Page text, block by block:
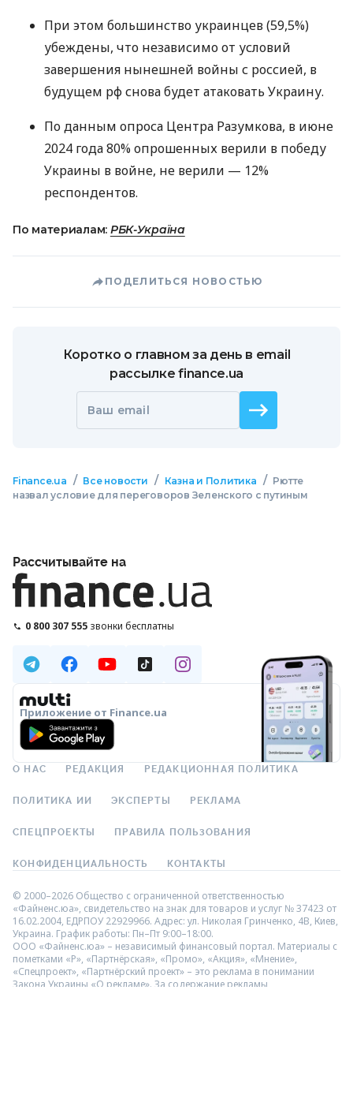
При этом большинство украинцев (59,5%)
убеждены, что независимо от условий
завершения нынешней войны с россией, в
будущем рф снова будет атаковать Украину.
По данным опроса Центра Разумкова, в июне
2024 года 80% опрошенных верили в победу
Украины в войне, не верили — 12%
респондентов.
По материалам: РБК-Україна
ПОДЕЛИТЬСЯ НОВОСТЬЮ
Коротко о главном за день в email
рассылке finance.ua
Ваш email
Finance.ua / Все новости / Казна и Политика / Рютте
назвал условие для переговоров Зеленского с путиным
Рассчитывайте на
0 800 307 555 звонки бесплатны
Приложение от Finance.ua
О НАС РЕДАКЦИЯ РЕДАКЦИОННАЯ ПОЛИТИКА
ПОЛИТИКА ИИ ЭКСПЕРТЫ РЕКЛАМА
СПЕЦПРОЕКТЫ ПРАВИЛА ПОЛЬЗОВАНИЯ
КОНФИДЕНЦИАЛЬНОСТЬ КОНТАКТЫ
© 2000–2026 Общество с ограниченной ответственностью
«Файненс.юа», свидетельство на знак для товаров и услуг № 37423 от
16.02.2004, ЕДРПОУ 22929966. Адрес: ул. Николая Гринченко, 4В, Киев,
Украина. График работы: Пн–Пт 9:00–18:00.
ООО «Файненс.юа» – независимый финансовый портал. Материалы с
пометками «Р», «Партнёрская», «Промо», «Акция», «Мнение»,
«Спецпроект», «Партнёрский проект» – это реклама в понимании
Закона Украины «О рекламе». За содержание рекламы